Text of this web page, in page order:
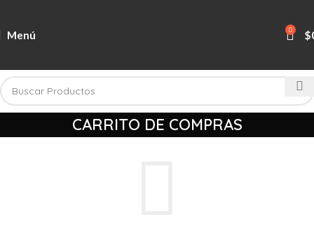
Menú 0 $
CARRITO DE COMPRAS